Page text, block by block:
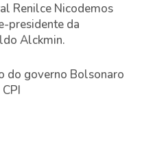
Renilce Nicodemos
presidente da
Alckmin.
do governo Bolsonaro